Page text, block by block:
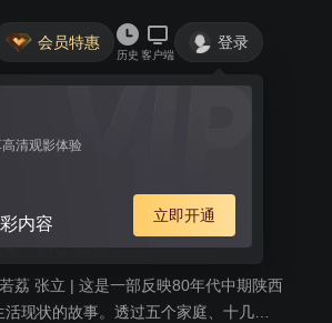
会员特惠
历史 客户端
登录
清观影体验
内容 立即开通
奖 年代 情感
荔 张立 | 这是一部反映80年代中期陕西
现状的故事。透过五个家庭、十几个